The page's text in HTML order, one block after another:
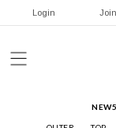
Login